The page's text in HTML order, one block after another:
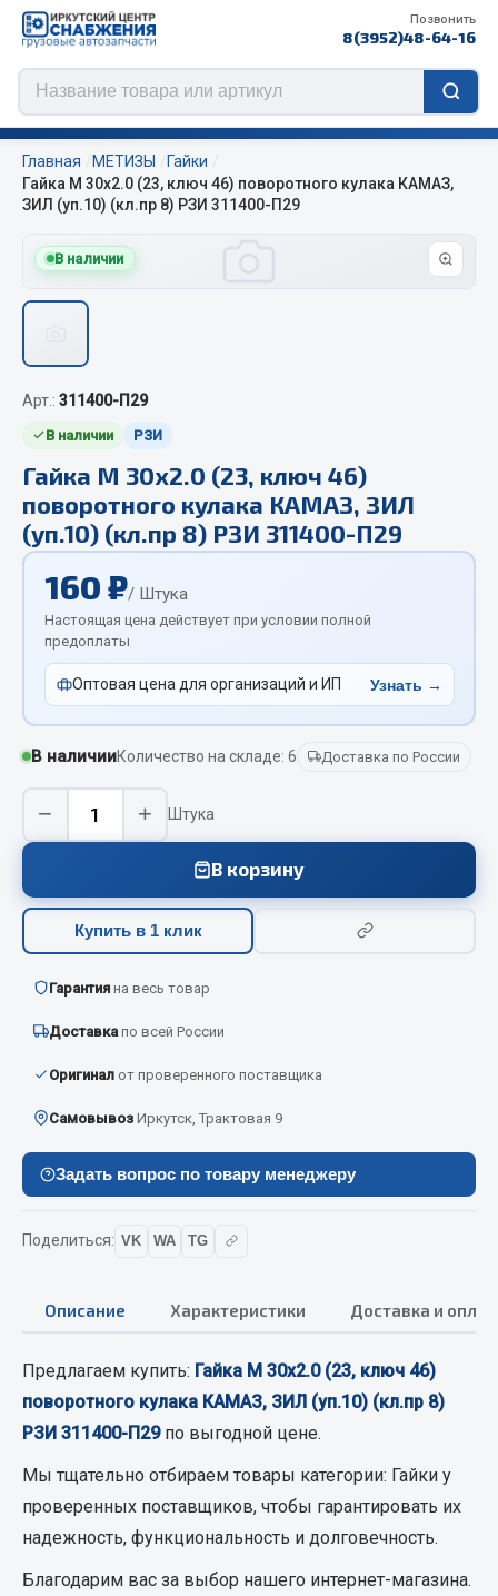
Позвонить
8(3952)48-64-16
ЦЕПИ РОССИЯ
Изготовление цепей на колеса BOHU
QITONG
Весь раздел
Отопители салона, подогреватели
Жидкостные подогреватели
Отопители салона
Подогреватели тосола
Весь раздел
Аптечки и знаки автомобильные
Брызговики
Вентиляторы кабины
Смазочные материалы
МЕТИЗЫ
Гайки
Кольца стопорные
Пресс-масленки
Пробки
Главная МЕТИЗЫ
Гайки
Гайка М 30х2.0 (23, ключ 46) поворотного кулака КАМАЗ,
ЗИЛ (уп.10) (кл.пр 8) РЗИ 311400-П29
В наличии
Арт.: 311400-П29
В наличии РЗИ
Гайка М 30х2.0 (23, ключ 46)
поворотного кулака КАМАЗ, ЗИЛ
(уп.10) (кл.пр 8) РЗИ 311400-П29
160 ₽/ Штука
Настоящая цена действует при условии полной
предоплаты
Оптовая цена для организаций и ИП Узнать →
В наличииКоличество на складе: 6 Доставка по России
− + Штука
В корзину
Купить в 1 клик
Гарантия на весь товар
Доставка по всей России
Оригинал от проверенного поставщика
Самовывоз Иркутск, Трактовая 9
Задать вопрос по товару менеджеру
Поделиться: VK WA TG
Описание Характеристики Доставка и
Предлагаем купить: Гайка М 30х2.0 (23, ключ 46)
поворотного кулака КАМАЗ, ЗИЛ (уп.10) (кл.пр 8)
РЗИ 311400-П29по выгодной цене.
Мы тщательно отбираем товары категории: Гайки у
проверенных поставщиков, чтобы гарантировать их
надежность, функциональность и долговечность.
Благодарим вас за выбор нашего интернет-магазина.